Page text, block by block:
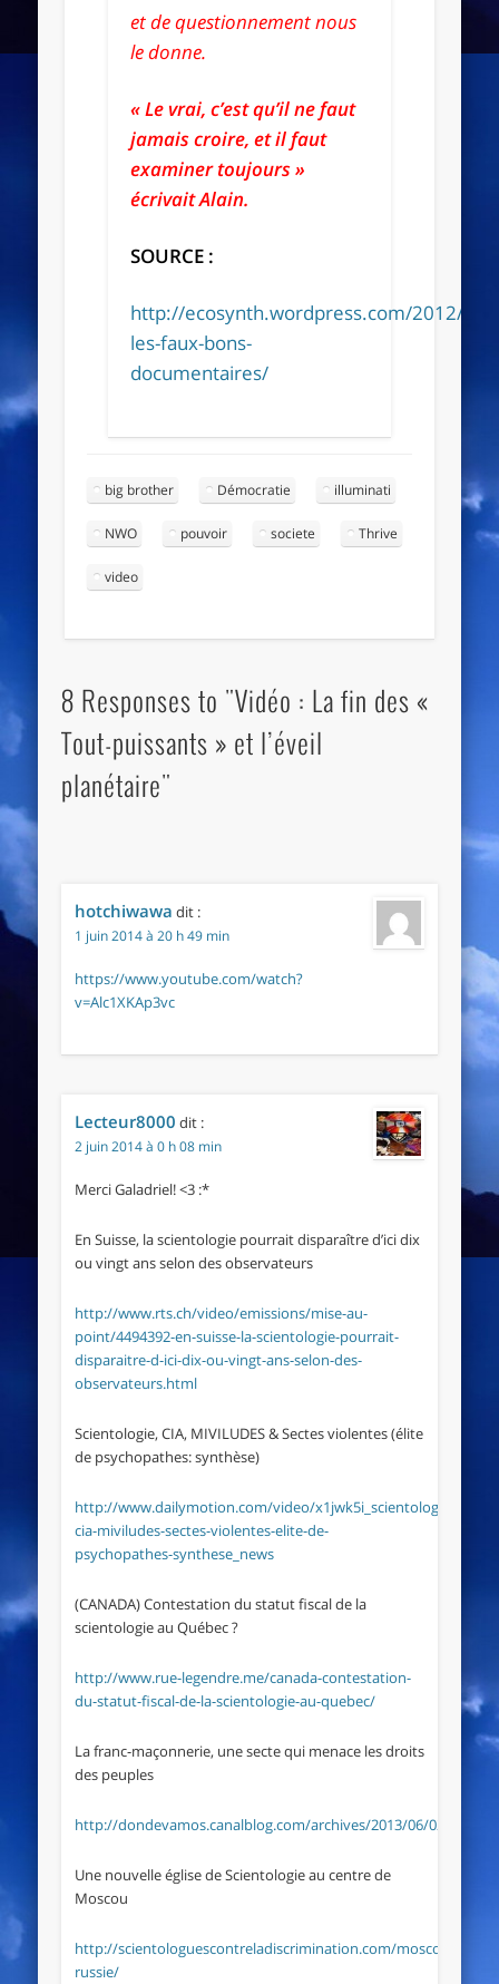
et de questionnement nous
le donne.
« Le vrai, c’est qu’il ne faut
jamais croire, et il faut
examiner toujours »
écrivait Alain.
SOURCE :
http://ecosynth.wordpress.com/2012/
les-faux-bons-
documentaires/
big brother Démocratie illuminati
NWO pouvoir societe Thrive
video
8 Responses to "Vidéo : La fin des «
Tout-puissants » et l’éveil
planétaire"
hotchiwawa dit :
1 juin 2014 à 20 h 49 min
https://www.youtube.com/watch?
v=Alc1XKAp3vc
Lecteur8000 dit :
2 juin 2014 à 0 h 08 min
Merci Galadriel! <3 :*
En Suisse, la scientologie pourrait disparaître d’ici dix
ou vingt ans selon des observateurs
http://www.rts.ch/video/emissions/mise-au-
point/4494392-en-suisse-la-scientologie-pourrait-
disparaitre-d-ici-dix-ou-vingt-ans-selon-des-
observateurs.html
Scientologie, CIA, MIVILUDES & Sectes violentes (élite
de psychopathes: synthèse)
http://www.dailymotion.com/video/x1jwk5i_scientologie-
cia-miviludes-sectes-violentes-elite-de-
psychopathes-synthese_news
(CANADA) Contestation du statut fiscal de la
scientologie au Québec ?
http://www.rue-legendre.me/canada-contestation-
du-statut-fiscal-de-la-scientologie-au-quebec/
La franc-maçonnerie, une secte qui menace les droits
des peuples
http://dondevamos.canalblog.com/archives/2013/06/02/
Une nouvelle église de Scientologie au centre de
Moscou
http://scientologuescontreladiscrimination.com/moscou-
russie/